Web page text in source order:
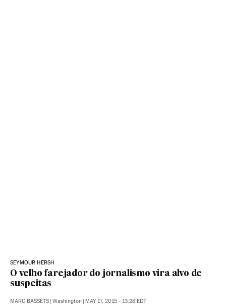
SEYMOUR HERSH
O velho farejador do jornalismo vira alvo de
suspeitas
MARC BASSETS | Washington | MAY 17, 2015 - 13:28 EDT